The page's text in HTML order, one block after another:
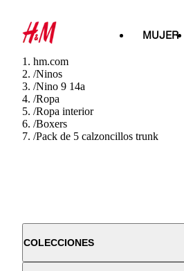
MUJER
hm.com
/Ninos
/Nino 9 14a
/Ropa
/Ropa interior
/Boxers
/Pack de 5 calzoncillos trunk
COLECCIONES